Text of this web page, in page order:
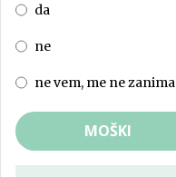
da
ne
ne vem, me ne zanima
MOŠKI